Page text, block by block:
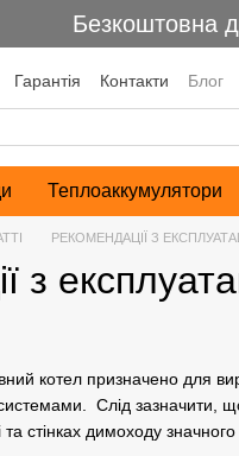
Безкоштовна
Гарантія Контакти
Блог
Теплоаккумулятори
РЕКОМЕНДАЦІЇ З
з
котел призначено для
Слід зазначити, що
стінках димоходу